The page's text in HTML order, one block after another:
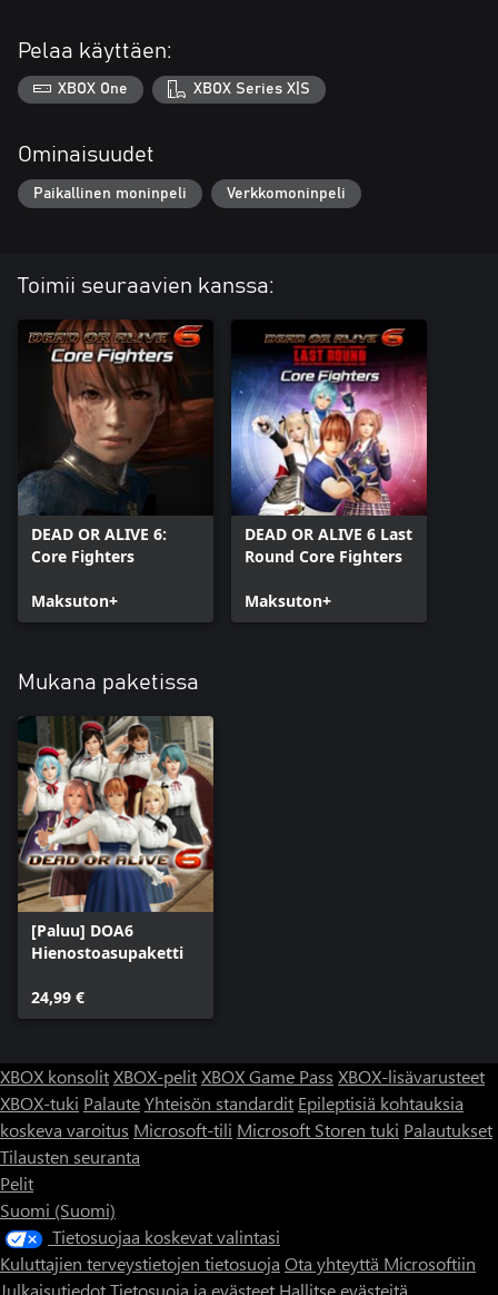
Pelaa käyttäen:
XBOX One XBOX Series X|S
Ominaisuudet
Paikallinen moninpeli Verkkomoninpeli
Toimii seuraavien kanssa:
DEAD OR ALIVE 6:
Core Fighters
Maksuton+
DEAD OR ALIVE 6 Last
Round Core Fighters
Maksuton+
Mukana paketissa
[Paluu] DOA6
Hienostoasupaketti
24,99 €
XBOX konsolitXBOX-pelitXBOX Game Pass XBOX-lisävarusteet
XBOX-tuki PalauteYhteisön standardit Epileptisiä kohtauksia
koskeva varoitus Microsoft-tili Microsoft Storen tuki Palautukset
Tilausten seuranta
Pelit
Suomi (Suomi)
Tietosuojaa koskevat valintasi
Kuluttajien terveystietojen tietosuoja Ota yhteyttä Microsoftiin
JulkaisutiedotTietosuoja ja evästeet Hallitse evästeitä